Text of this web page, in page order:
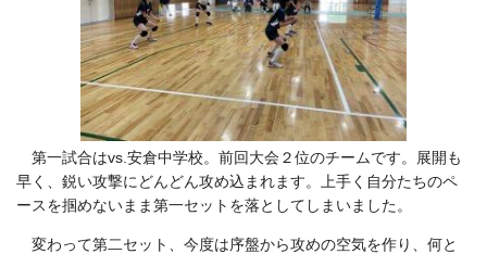
第一試合はvs.安倉中学校。前回大会２位のチームです。展開も
早く、鋭い攻撃にどんどん攻め込まれます。上手く自分たちのペ
ースを掴めないまま第一セットを落としてしまいました。
変わって第二セット、今度は序盤から攻めの空気を作り、何と